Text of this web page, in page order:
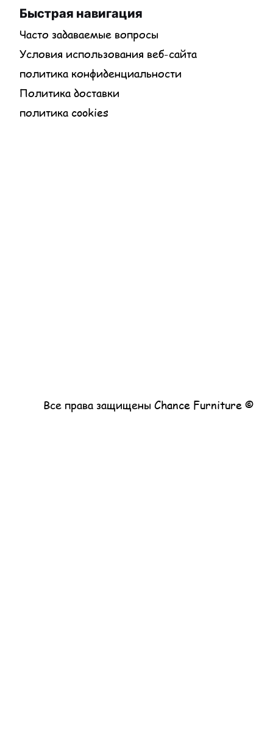
Быстрая навигация
Часто задаваемые вопросы
Условия использования веб-сайта
политика конфиденциальности
Политика доставки
политика cookies
© Все права защищены Chance Furniture